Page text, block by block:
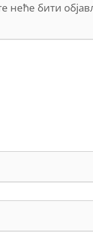
неће бити